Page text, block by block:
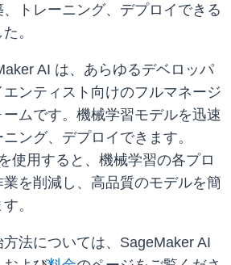
トレーニング、デプロイできる
。
AI は、あらゆるデベロッパ
ンティスト向けのフルマネージ
ームです。機械学習モデルを迅速
ング、デプロイできます。
使用すると、機械学習の各プロ
を削減し、高品質のモデルを簡
。
法については、SageMaker AI